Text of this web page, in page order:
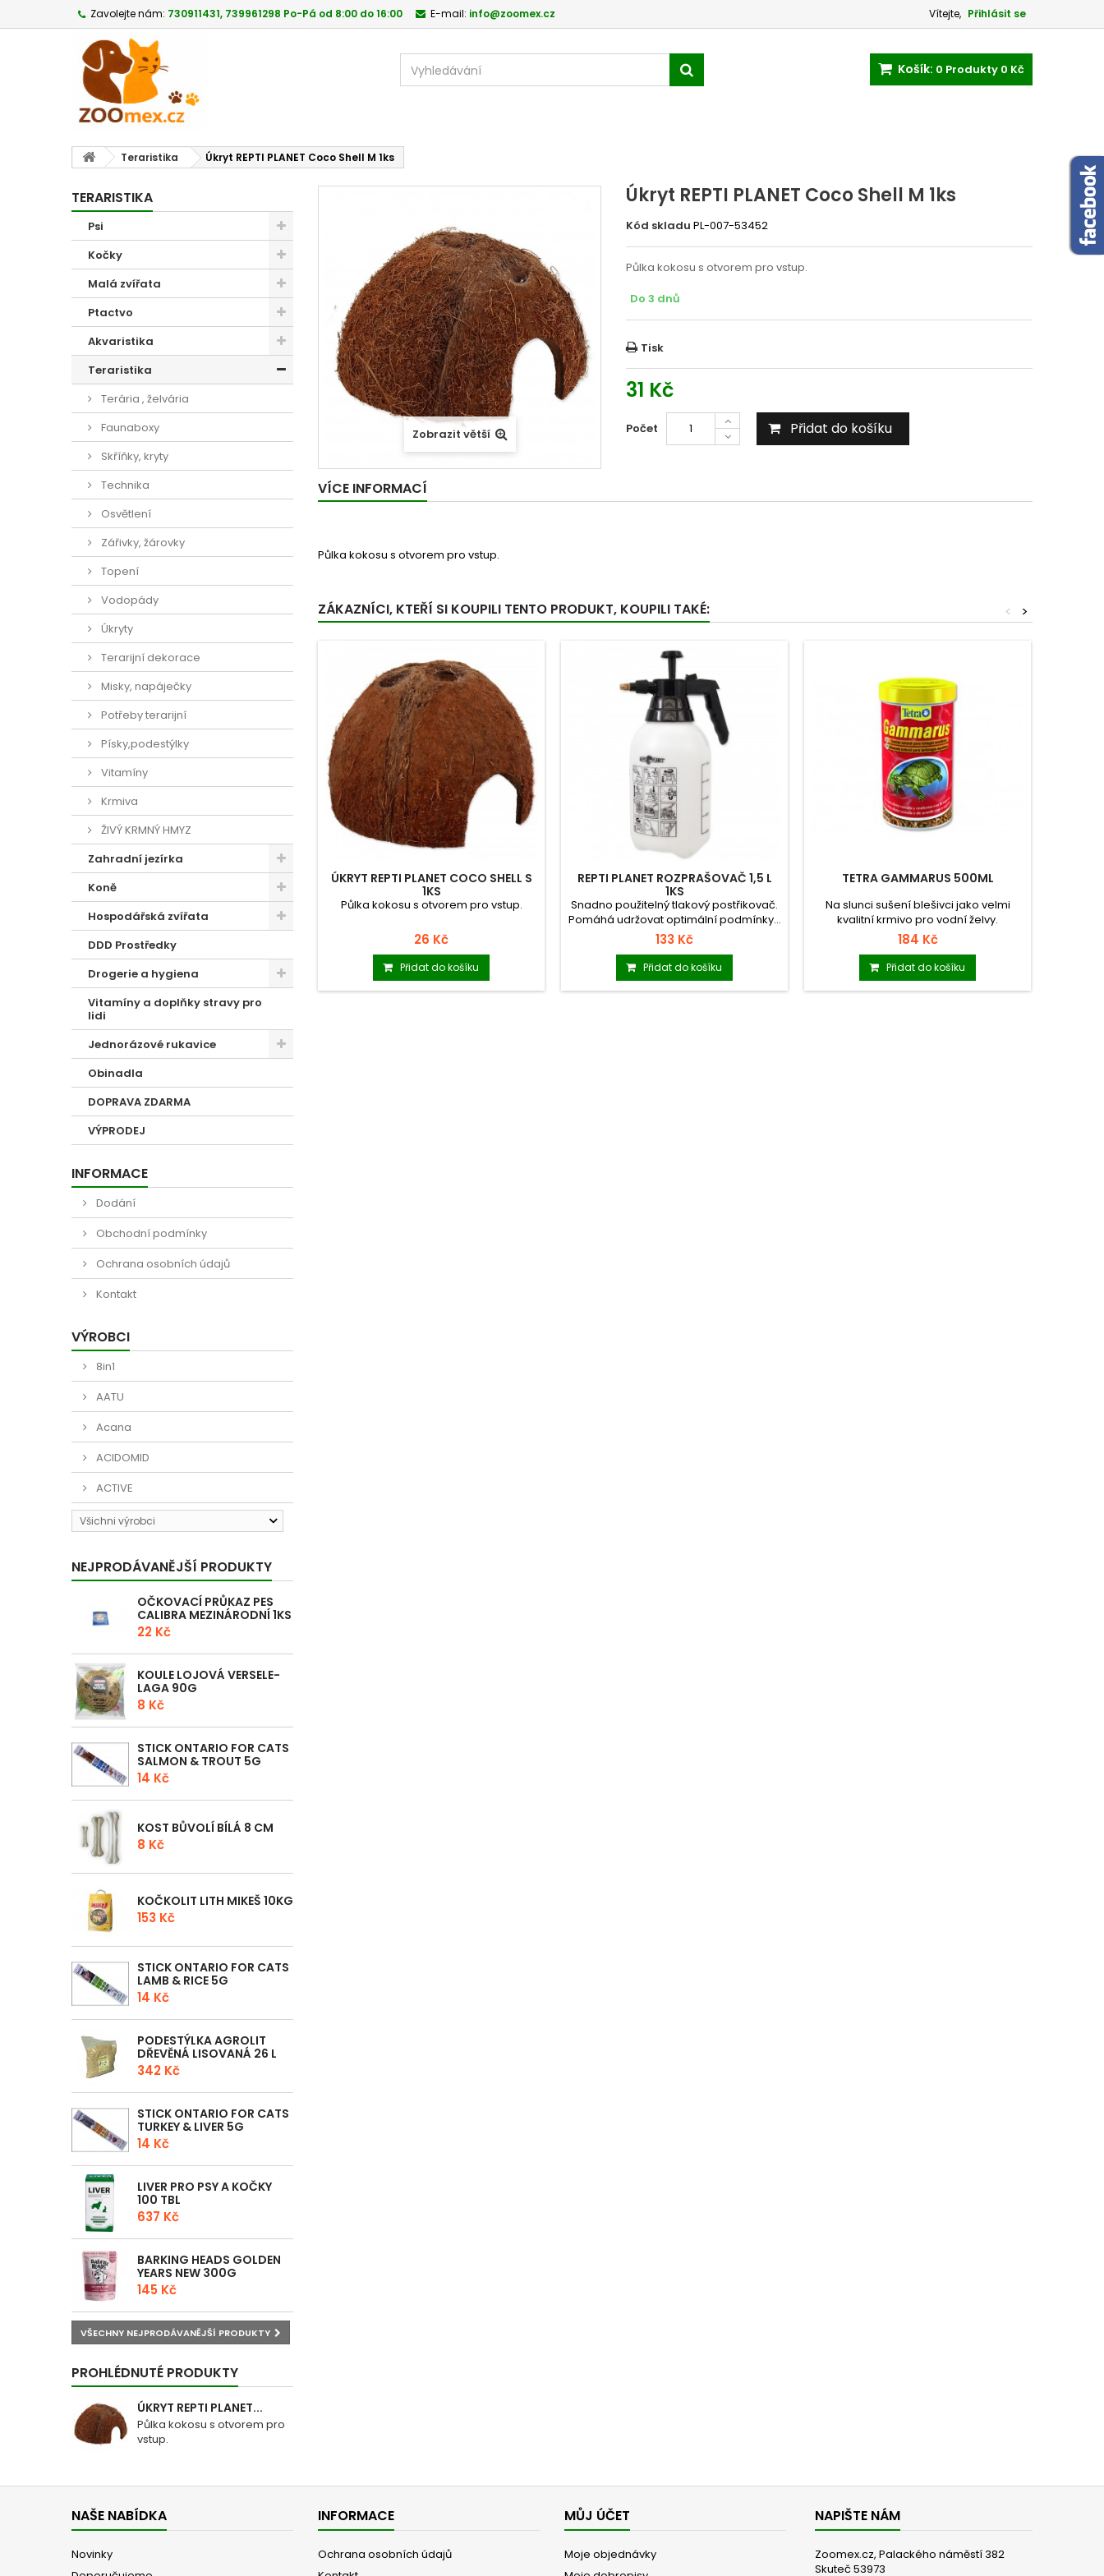
Vítejte, Přihlásit se
Zavolejte nám: 730911431, 739961298 Po-Pá od 8:00 do 16:00 E-mail: info@zoomex.cz
Košík: 0 Produkty 0 Kč
Teraristika Úkryt REPTI PLANET Coco Shell M 1ks
TERARISTIKA
Psi
Kočky
Malá zvířata
Ptactvo
Akvaristika
Teraristika
Terária , želvária
Faunaboxy
Skříňky, kryty
Technika
Osvětlení
Zářivky, žárovky
Topení
Vodopády
Úkryty
Terarijní dekorace
Misky, napáječky
Potřeby terarijní
Písky,podestýlky
Vitamíny
Krmiva
ŽIVÝ KRMNÝ HMYZ
Zahradní jezírka
Koně
Hospodářská zvířata
DDD Prostředky
Drogerie a hygiena
Vitamíny a doplňky stravy pro
lidi
Jednorázové rukavice
Obinadla
DOPRAVA ZDARMA
VÝPRODEJ
INFORMACE
Dodání
Obchodní podmínky
Ochrana osobních údajů
Kontakt
VÝROBCI
8in1
AATU
Acana
ACIDOMID
ACTIVE
Všichni výrobci
NEJPRODÁVANĚJŠÍ PRODUKTY
OČKOVACÍ PRŮKAZ PES
CALIBRA MEZINÁRODNÍ 1KS
22 Kč
KOULE LOJOVÁ VERSELE-
LAGA 90G
8 Kč
STICK ONTARIO FOR CATS
SALMON & TROUT 5G
14 Kč
KOST BŮVOLÍ BÍLÁ 8 CM
8 Kč
KOČKOLIT LITH MIKEŠ 10KG
153 Kč
STICK ONTARIO FOR CATS
LAMB & RICE 5G
14 Kč
PODESTÝLKA AGROLIT
DŘEVĚNÁ LISOVANÁ 26 L
342 Kč
STICK ONTARIO FOR CATS
TURKEY & LIVER 5G
14 Kč
LIVER PRO PSY A KOČKY
100 TBL
637 Kč
BARKING HEADS GOLDEN
YEARS NEW 300G
145 Kč
VŠECHNY NEJPRODÁVANĚJŠÍ PRODUKTY
PROHLÉDNUTÉ PRODUKTY
ÚKRYT REPTI PLANET...
Půlka kokosu s otvorem pro
vstup.
Zobrazit větší
Úkryt REPTI PLANET Coco Shell M 1ks
Kód skladu PL-007-53452
Půlka kokosu s otvorem pro vstup.
Do 3 dnů
Tisk
31 Kč
Počet Přidat do košíku
VÍCE INFORMACÍ
Půlka kokosu s otvorem pro vstup.
ZÁKAZNÍCI, KTEŘÍ SI KOUPILI TENTO PRODUKT, KOUPILI TAKÉ: >
<
ÚKRYT REPTI PLANET COCO SHELL S
1KS
Půlka kokosu s otvorem pro vstup.
26 Kč
Přidat do košíku
REPTI PLANET ROZPRAŠOVAČ 1,5 L
1KS
Snadno použitelný tlakový postřikovač.
Pomáhá udržovat optimální podmínky...
133 Kč
Přidat do košíku
TETRA GAMMARUS 500ML
Na slunci sušení blešivci jako velmi
kvalitní krmivo pro vodní želvy.
184 Kč
Přidat do košíku
NAŠE NABÍDKA
Novinky
INFORMACE
Ochrana osobních údajů
MŮJ ÚČET
Moje objednávky
NAPIŠTE NÁM
Zoomex.cz, Palackého náměstí 382
Skuteč 53973